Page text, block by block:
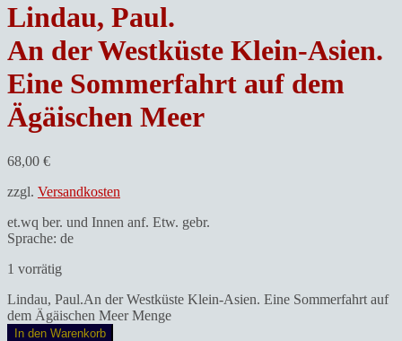
Lindau, Paul.
An der Westküste Klein-Asien.
Eine Sommerfahrt auf dem
Ägäischen Meer
68,00 €
zzgl. Versandkosten
et.wq ber. und Innen anf. Etw. gebr.
Sprache: de
1 vorrätig
Lindau, Paul.An der Westküste Klein-Asien. Eine Sommerfahrt auf
dem Ägäischen Meer Menge
In den Warenkorb